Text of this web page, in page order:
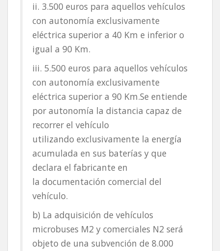
ii. 3.500 euros para aquellos vehículos
con autonomía exclusivamente
eléctrica superior a 40 Km e inferior o
igual a 90 Km.
iii. 5.500 euros para aquellos vehículos
con autonomía exclusivamente
eléctrica superior a 90 Km.Se entiende
por autonomía la distancia capaz de
recorrer el vehículo
utilizando exclusivamente la energía
acumulada en sus baterías y que
declara el fabricante en
la documentación comercial del
vehículo.
b) La adquisición de vehículos
microbuses M2 y comerciales N2 será
objeto de una subvención de 8.000